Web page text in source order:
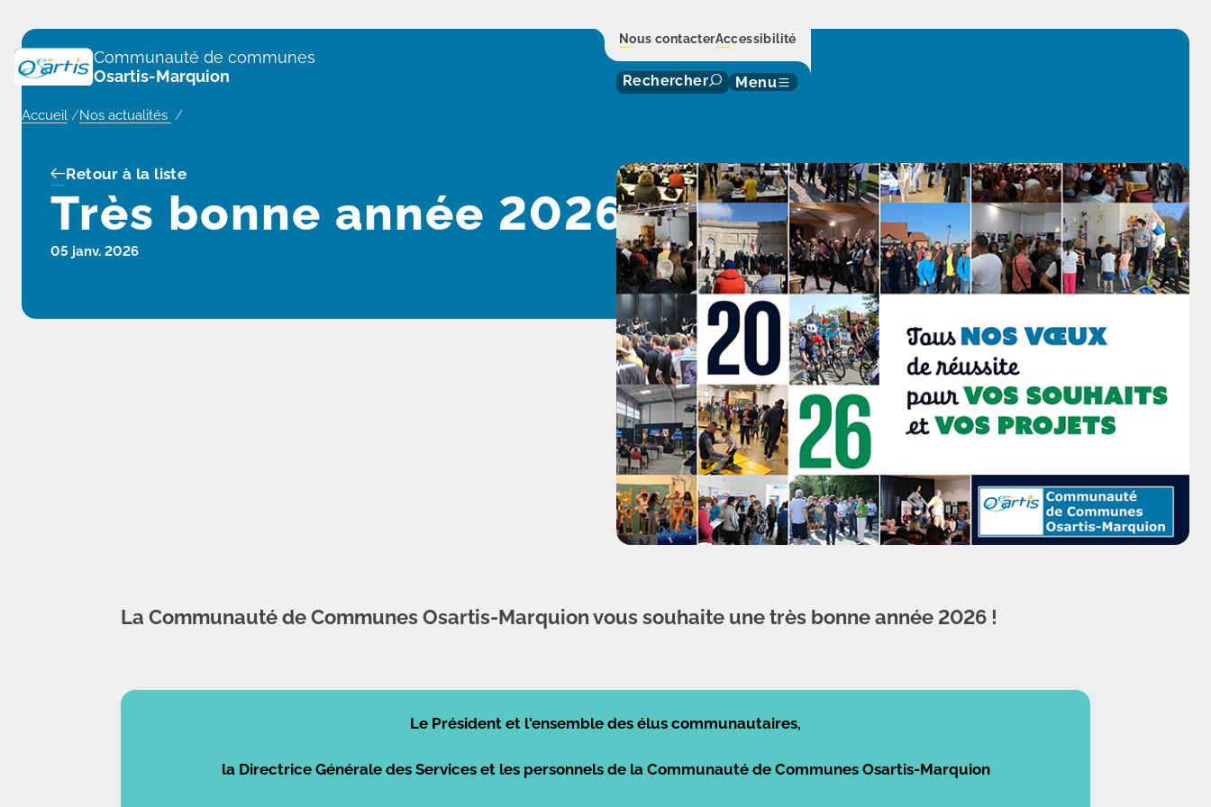
Communauté de communes
Osartis-Marquion
Nous contacterAccessibilité
Rechercher Menu
Accueil /Nos actualités /
Très bonne année 2026 !
Retour à la liste
05 janv. 2026
La Communauté de Communes Osartis-Marquion vous souhaite une très bonne année 2026 !
Le Président et l'ensemble des élus communautaires,
la Directrice Générale des Services et les personnels de la Communauté de Communes Osartis-Marquion